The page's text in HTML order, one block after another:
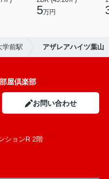
5万円
学前駅 アザレアハイツ葉山
屋倶楽部
お問い合わせ
ションR 2階